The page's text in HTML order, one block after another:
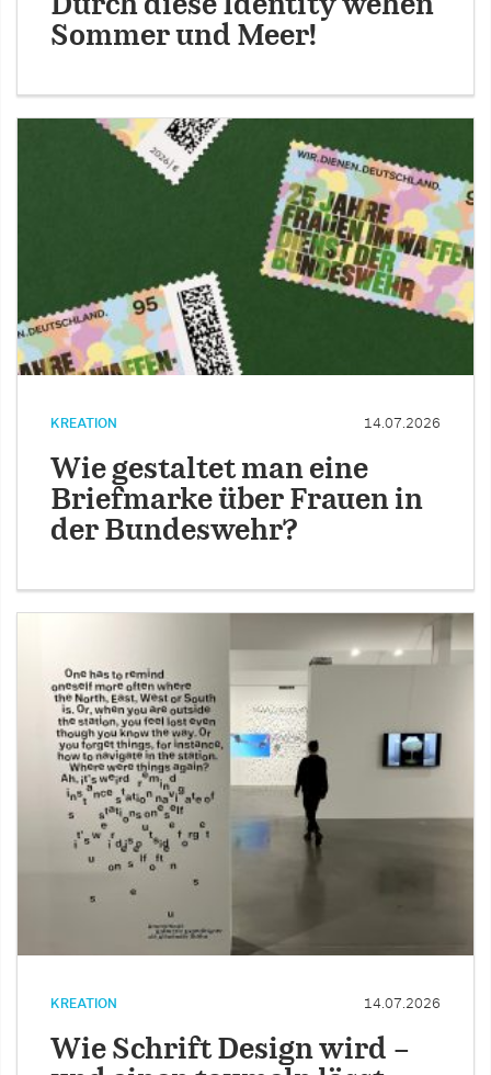
Durch diese Identity wehen
Sommer und Meer!
KREATION 14.07.2026
Wie gestaltet man eine
Briefmarke über Frauen in
der Bundeswehr?
KREATION 14.07.2026
Wie Schrift Design wird –